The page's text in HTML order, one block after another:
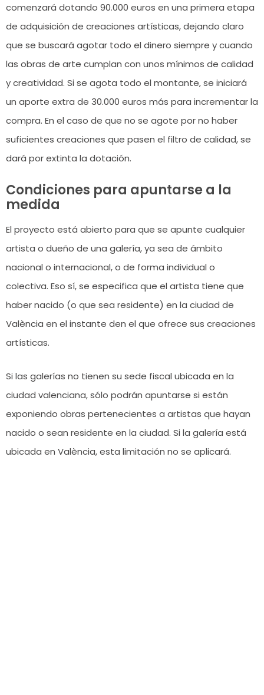
comenzará dotando 90.000 euros en una primera etapa
de adquisición de creaciones artísticas, dejando claro
que se buscará agotar todo el dinero siempre y cuando
las obras de arte cumplan con unos mínimos de calidad
y creatividad. Si se agota todo el montante, se iniciará
un aporte extra de 30.000 euros más para incrementar la
compra. En el caso de que no se agote por no haber
suficientes creaciones que pasen el filtro de calidad, se
dará por extinta la dotación.
Condiciones para apuntarse a la
medida
El proyecto está abierto para que se apunte cualquier
artista o dueño de una galería, ya sea de ámbito
nacional o internacional, o de forma individual o
colectiva. Eso sí, se especifica que el artista tiene que
haber nacido (o que sea residente) en la ciudad de
València en el instante den el que ofrece sus creaciones
artísticas.
Si las galerías no tienen su sede fiscal ubicada en la
ciudad valenciana, sólo podrán apuntarse si están
exponiendo obras pertenecientes a artistas que hayan
nacido o sean residente en la ciudad. Si la galería está
ubicada en València, esta limitación no se aplicará.